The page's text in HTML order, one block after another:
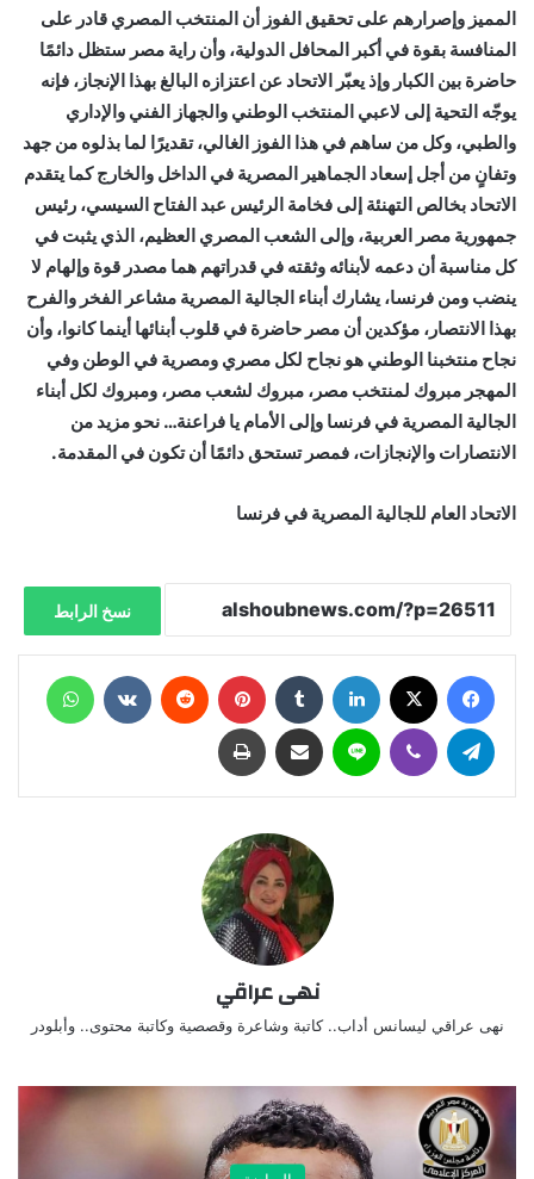
المميز وإصرارهم على تحقيق الفوز أن المنتخب المصري قادر على
المنافسة بقوة في أكبر المحافل الدولية، وأن راية مصر ستظل دائمًا
حاضرة بين الكبار وإذ يعبّر الاتحاد عن اعتزازه البالغ بهذا الإنجاز، فإنه
يوجّه التحية إلى لاعبي المنتخب الوطني والجهاز الفني والإداري
والطبي، وكل من ساهم في هذا الفوز الغالي، تقديرًا لما بذلوه من جهد
وتفانٍ من أجل إسعاد الجماهير المصرية في الداخل والخارج كما يتقدم
الاتحاد بخالص التهنئة إلى فخامة الرئيس عبد الفتاح السيسي، رئيس
جمهورية مصر العربية، وإلى الشعب المصري العظيم، الذي يثبت في
كل مناسبة أن دعمه لأبنائه وثقته في قدراتهم هما مصدر قوة وإلهام لا
ينضب ومن فرنسا، يشارك أبناء الجالية المصرية مشاعر الفخر والفرح
بهذا الانتصار، مؤكدين أن مصر حاضرة في قلوب أبنائها أينما كانوا، وأن
نجاح منتخبنا الوطني هو نجاح لكل مصري ومصرية في الوطن وفي
المهجر مبروك لمنتخب مصر، مبروك لشعب مصر، ومبروك لكل أبناء
الجالية المصرية في فرنسا وإلى الأمام يا فراعنة… نحو مزيد من
الانتصارات والإنجازات، فمصر تستحق دائمًا أن تكون في المقدمة.
الاتحاد العام للجالية المصرية في فرنسا
نسخ الرابط
نهى عراقي
نهى عراقي ليسانس أداب.. كاتبة وشاعرة وقصصية وكاتبة محتوى.. وأبلودر